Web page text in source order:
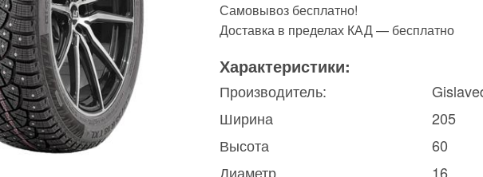
Самовывоз бесплатно!
Доставка в пределах КАД — бесплатно
Характеристики:
Производитель:
Ширина
205
Высота
60
Диаметр
16